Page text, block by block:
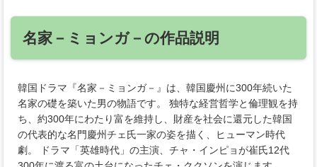
名家－ミョンガ－の作品説明
韓国ドラマ『名家－ミョンガ－』は、韓国慶州に300年続いた
名家の礎を築いた男の物語です。 独特な経営哲学と倫理観を持
ち、約300年にわたり富を維持し、財産を社会に還元した韓国
の代表的な名門慶州チェ氏一家の姿を描く、ヒューマン時代
劇。 ドラマ「英雄時代」の主演、チャ・インピョが崔氏12代